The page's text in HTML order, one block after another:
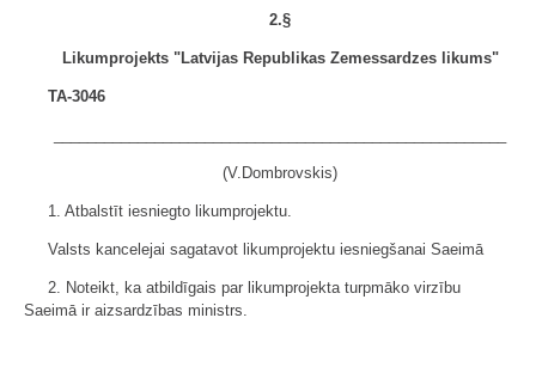
2.§
Likumprojekts "Latvijas Republikas Zemessardzes likums"
TA-3046
(V.Dombrovskis)
1. Atbalstīt iesniegto likumprojektu.
Valsts kancelejai sagatavot likumprojektu iesniegšanai Saeimā
2. Noteikt, ka atbildīgais par likumprojekta turpmāko virzību
Saeimā ir aizsardzības ministrs.